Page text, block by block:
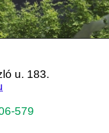
u. 183.
579